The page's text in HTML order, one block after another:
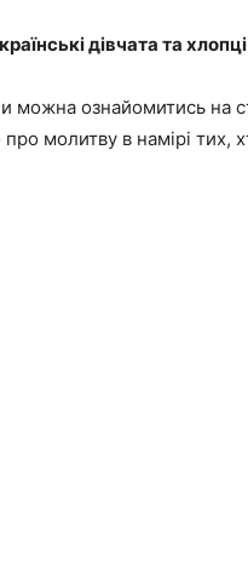
дівчата та
ознайомитись на
молитву в намірі тих,